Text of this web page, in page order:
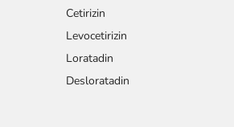
Cetirizin
Levocetirizin
Loratadin
Desloratadin